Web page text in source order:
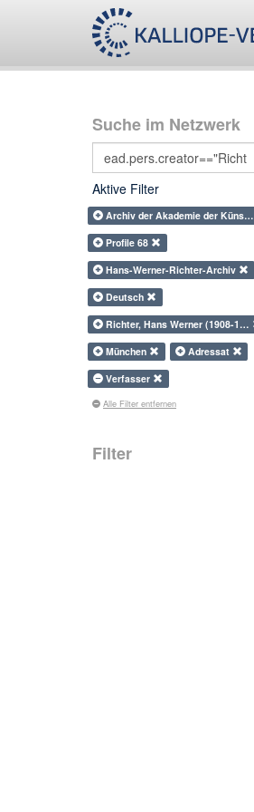
Suche im Netzwerk
Aktive Filter
Archiv der Akademie der Küns…
Profile 68
Hans-Werner-Richter-Archiv
Deutsch
Richter, Hans Werner (1908-1…
München
Adressat
Verfasser
Alle Filter entfernen
Filter